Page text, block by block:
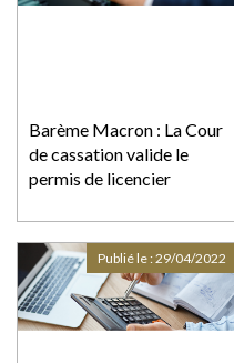
Barème Macron : La Cour
de cassation valide le
permis de licencier
Publié le :29/04/2022